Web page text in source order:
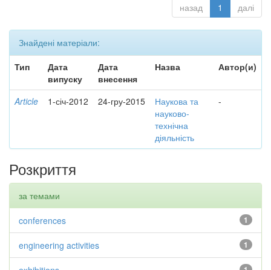
назад 1 далі
Знайдені матеріали:
Тип
Дата
випуску
Дата
внесення
Назва Автор(и)
Article 1-січ-2012 24-гру-2015
Наукова та
науково-
технічна
діяльність
-
Розкриття
за темами
1
conferences
1
engineering activities